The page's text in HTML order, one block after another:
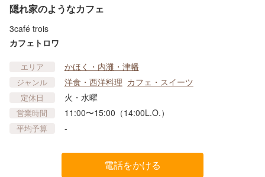
隠れ家のようなカフェ
3café trois
カフェトロワ
エリア かほく・内灘・津幡
ジャンル 洋食・西洋料理 カフェ・スイーツ
定休日 火・水曜
営業時間 11:00〜15:00（14:00L.O.）
平均予算 -
電話をかける